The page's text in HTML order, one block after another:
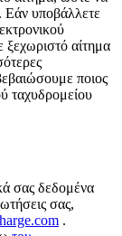
Εάν υποβάλλετε
ξεχωριστό αίτημα
ποιος
ταχυδρομείου
σας δεδομένα
σας,
.